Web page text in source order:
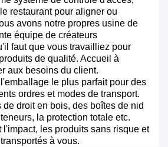
restaurant pour aligner ou
avons notre propres usine de
équipe de créateurs
faut que vous travailliez pour
de qualité. Accueil à
aux besoins du client.
le plus parfait pour des
ordres et modes de transport.
droit en bois, des boîtes de nid
la protection totale etc.
l'impact, les produits sans risque et
à vous.